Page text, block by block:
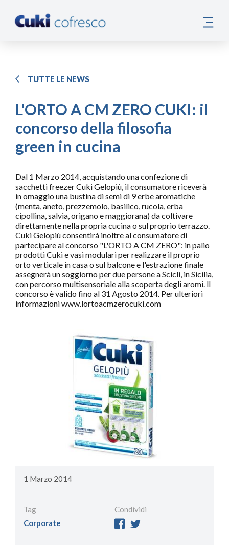
TUTTE LE NEWS
1 Marzo 2014
Tag
Corporate
Condividi
L'ORTO A CM ZERO CUKI: il
concorso della filosofia
green in cucina
Dal 1 Marzo 2014, acquistando una confezione di
sacchetti freezer Cuki Gelopiù, il consumatore riceverà
in omaggio una bustina di semi di 9 erbe aromatiche
(menta, aneto, prezzemolo, basilico, rucola, erba
cipollina, salvia, origano e maggiorana) da coltivare
direttamente nella propria cucina o sul proprio terrazzo.
Cuki Gelopiù consentirà inoltre al consumatore di
partecipare al concorso "L'ORTO A CM ZERO": in palio
prodotti Cuki e vasi modulari per realizzare il proprio
orto verticale in casa o sul balcone e l'estrazione finale
assegnerà un soggiorno per due persone a Scicli, in Sicilia,
con percorso multisensoriale alla scoperta degli aromi. ll
concorso è valido fino al 31 Agosto 2014. Per ulteriori
informazioni www.lortoacmzerocuki.com